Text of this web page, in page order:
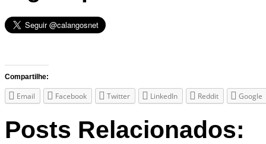
Compartilhe:
Email Facebook Twitter LinkedIn Reddit Google
Posts Relacionados: